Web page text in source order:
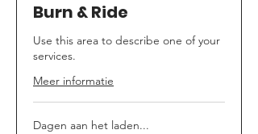
Burn & Ride
Use this area to describe one of your
services.
Meer informatie
Dagen aan het laden...